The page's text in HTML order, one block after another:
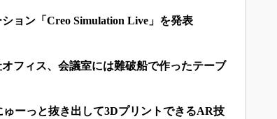
ョン「Creo Simulation Live」を発表
フィス、会議室には難破船で作ったテーブ
ーっと抜き出して3DプリントできるAR技